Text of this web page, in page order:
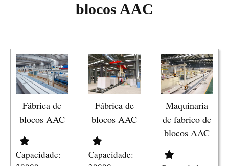
blocos AAC
Fábrica de
blocos AAC
Capacidade:
Fábrica de
blocos AAC
Capacidade:
Maquinaria
de fabrico de
blocos AAC